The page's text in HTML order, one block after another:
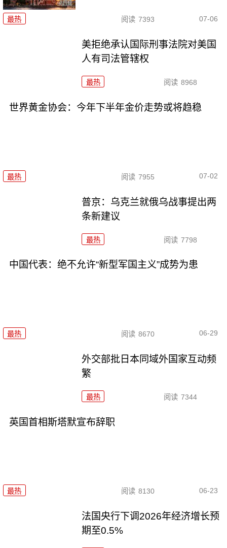
最热 阅读 7393 07-06
美拒绝承认国际刑事法院对美国
人有司法管辖权
最热 阅读 8968
世界黄金协会：今年下半年金价走势或将趋稳
最热 阅读 7955 07-02
普京：乌克兰就俄乌战事提出两
条新建议
最热 阅读 7798
中国代表：绝不允许“新型军国主义”成势为患
最热 阅读 8670 06-29
外交部批日本同域外国家互动频
繁
最热 阅读 7344
英国首相斯塔默宣布辞职
最热 阅读 8130 06-23
法国央行下调2026年经济增长预
期至0.5%